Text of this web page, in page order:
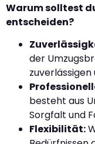
Warum solltest
entscheiden?
der
besteht aus
Sorgfalt und
Flexibilität: